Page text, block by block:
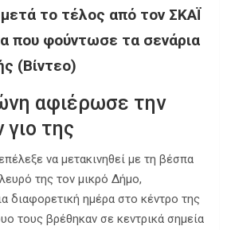
το τέλος από τον ΣΚΑΪ
που φούντωσε τα σενάρια
(Βίντεο)
αφιέρωσε την
της
να μετακινηθεί με τη βέσπα
της τον μικρό Δήμο,
διαφορετική ημέρα στο κέντρο της
τους βρέθηκαν σε κεντρικά σημεία